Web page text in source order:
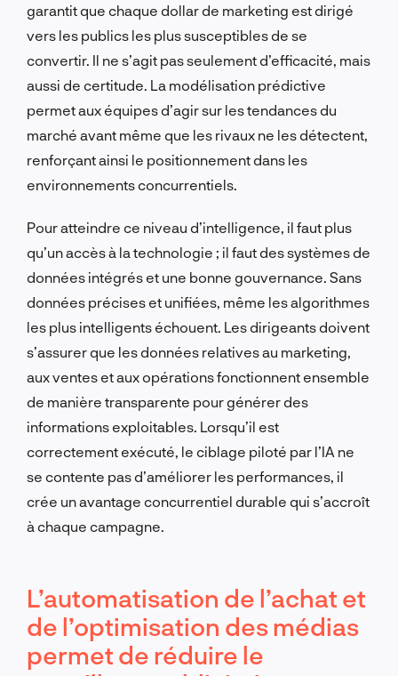
garantit que chaque dollar de marketing est dirigé
vers les publics les plus susceptibles de se
convertir. Il ne s’agit pas seulement d’efficacité, mais
aussi de certitude. La modélisation prédictive
permet aux équipes d’agir sur les tendances du
marché avant même que les rivaux ne les détectent,
renforçant ainsi le positionnement dans les
environnements concurrentiels.
Pour atteindre ce niveau d’intelligence, il faut plus
qu’un accès à la technologie ; il faut des systèmes de
données intégrés et une bonne gouvernance. Sans
données précises et unifiées, même les algorithmes
les plus intelligents échouent. Les dirigeants doivent
s’assurer que les données relatives au marketing,
aux ventes et aux opérations fonctionnent ensemble
de manière transparente pour générer des
informations exploitables. Lorsqu’il est
correctement exécuté, le ciblage piloté par l’IA ne
se contente pas d’améliorer les performances, il
crée un avantage concurrentiel durable qui s’accroît
à chaque campagne.
L’automatisation de l’achat et
de l’optimisation des médias
permet de réduire le